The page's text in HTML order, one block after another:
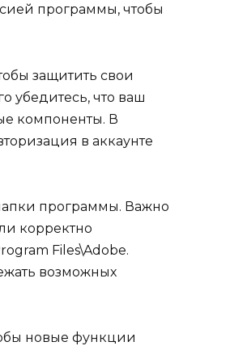
программы, чтобы
защитить свои
убедитесь, что ваш
компоненты. В
в аккаунте
программы. Важно
корректно
Files\Adobe.
возможных
новые функции